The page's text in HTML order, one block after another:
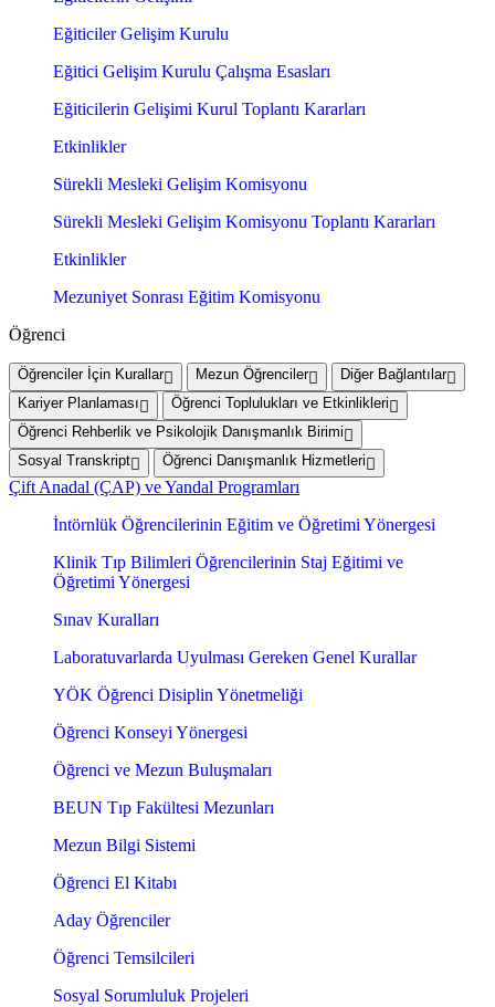
Eğiticiler Gelişim Kurulu
Eğitici Gelişim Kurulu Çalışma Esasları
Eğiticilerin Gelişimi Kurul Toplantı Kararları
Etkinlikler
Sürekli Mesleki Gelişim Komisyonu
Sürekli Mesleki Gelişim Komisyonu Toplantı Kararları
Etkinlikler
Mezuniyet Sonrası Eğitim Komisyonu
Öğrenci
Öğrenciler İçin Kurallar Mezun Öğrenciler
Diğer Bağlantılar
Kariyer Planlaması
Öğrenci Toplulukları ve Etkinlikleri
Öğrenci Rehberlik ve Psikolojik Danışmanlık Birimi
Sosyal Transkript
Öğrenci Danışmanlık Hizmetleri
Çift Anadal (ÇAP) ve Yandal Programları
İntörnlük Öğrencilerinin Eğitim ve Öğretimi Yönergesi
Klinik Tıp Bilimleri Öğrencilerinin Staj Eğitimi ve
Öğretimi Yönergesi
Sınav Kuralları
Laboratuvarlarda Uyulması Gereken Genel Kurallar
YÖK Öğrenci Disiplin Yönetmeliği
Öğrenci Konseyi Yönergesi
Öğrenci ve Mezun Buluşmaları
BEUN Tıp Fakültesi Mezunları
Mezun Bilgi Sistemi
Öğrenci El Kitabı
Aday Öğrenciler
Öğrenci Temsilcileri
Sosyal Sorumluluk Projeleri